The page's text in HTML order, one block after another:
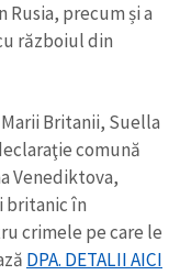
precum și a
războiul din
Britanii, Suella
comună
Venediktova,
britanic în
crimele pe care le
DPA. DETALII AICI